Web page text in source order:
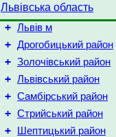
Львівська область
+ Львів м
+ Дрогобицький район
+ Золочівський район
+ Львівський район
+ Самбірський район
+ Стрийський район
+ Шептицький район